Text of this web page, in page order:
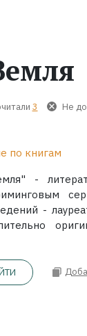
3 Не
по книгам
-
-